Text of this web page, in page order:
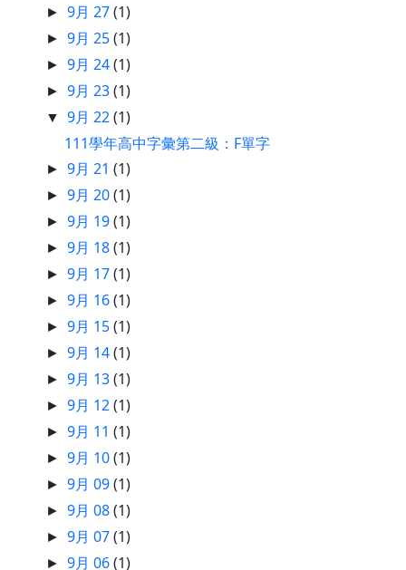
►9月 27(1)
►9月 25(1)
►9月 24(1)
►9月 23(1)
▼9月 22(1)
111學年高中字彙第二級：F單字
►9月 21(1)
►9月 20(1)
►9月 19(1)
►9月 18(1)
►9月 17(1)
►9月 16(1)
►9月 15(1)
►9月 14(1)
►9月 13(1)
►9月 12(1)
►9月 11(1)
►9月 10(1)
►9月 09(1)
►9月 08(1)
►9月 07(1)
►9月 06(1)